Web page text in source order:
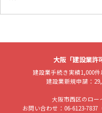
大阪「建設業許
建設業手続き実績1,000
建設業新規申請：
大阪市西区のロ
お問い合わせ：06-6123-7837